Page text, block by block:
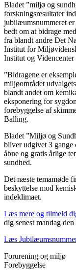
Bladet ”miljø og
forskningsresultater
jubilæumsnummeret er
bedt om at bidrage
fra blandt andre Det
Institut for
Institut og
”Bidragene er
miljøområdet
blandt andet om
eksponering for
forebyggelse af
Balling.
Bladet ”Miljø og
bliver udgivet 3 gange
åbne og gratis årlige
sundhed.
Det næste temamøde
beskyttelse mod
indeklimaet.
Læs mere og tilmeld
dig senest mandag
Læs
Forurening og miljø
Forebyggelse